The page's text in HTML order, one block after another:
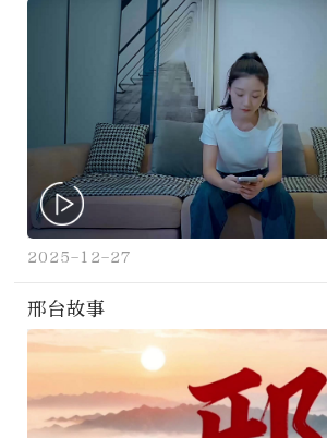
2025-12-27
邢台故事